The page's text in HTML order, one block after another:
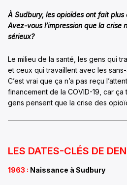
À Sudbury, les opioïdes ont fait plus
Avez-vous l’impression que la crise
sérieux?
Le milieu de la santé, les gens qui
et ceux qui travaillent avec les
C’est vrai que ça n’a pas reçu
financement de la COVID-19, car
gens pensent que la crise des
LES DATES-CLÉS DE
1963 : Naissance à Sudbury